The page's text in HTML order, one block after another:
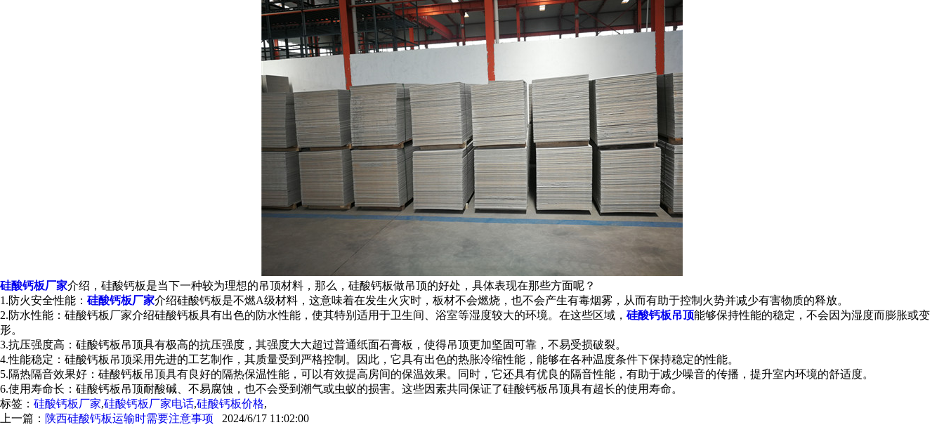
硅酸钙板厂家介绍，硅酸钙板是当下一种较为理想的吊顶材料，那么，硅酸钙板做吊顶的好处，具体表现在那些方面呢？
1.防火安全性能： 硅酸钙板厂家介绍硅酸钙板是不燃A级材料，这意味着在发生火灾时，板材不会燃烧，也不会产生有毒烟雾，从而有助于控制火势并减少有害物质的释放。
2.防水性能：硅酸钙板厂家介绍硅酸钙板具有出色的防水性能，使其特别适用于卫生间、浴室等湿度较大的环境。在这些区域， 硅酸钙板吊顶能够保持性能的稳定，不会因为湿度而膨胀或变
形。
3.抗压强度高：硅酸钙板吊顶具有极高的抗压强度，其强度大大超过普通纸面石膏板，使得吊顶更加坚固可靠，不易受损破裂。
4.性能稳定：硅酸钙板吊顶采用先进的工艺制作，其质量受到严格控制。因此，它具有出色的热胀冷缩性能，能够在各种温度条件下保持稳定的性能。
5.隔热隔音效果好：硅酸钙板吊顶具有良好的隔热保温性能，可以有效提高房间的保温效果。同时，它还具有优良的隔音性能，有助于减少噪音的传播，提升室内环境的舒适度。
6.使用寿命长：硅酸钙板吊顶耐酸碱、不易腐蚀，也不会受到潮气或虫蚁的损害。这些因素共同保证了硅酸钙板吊顶具有超长的使用寿命。
标签： 硅酸钙板厂家,硅酸钙板厂家电话,硅酸钙板价格,
上一篇： 陕西硅酸钙板运输时需要注意事项
2024/6/17 11:02:00